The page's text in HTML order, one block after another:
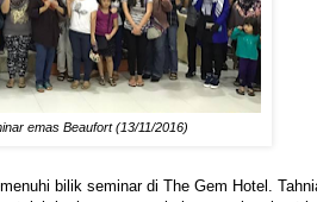
emas Beaufort (13/11/2016)
bilik seminar di The Gem Hotel.